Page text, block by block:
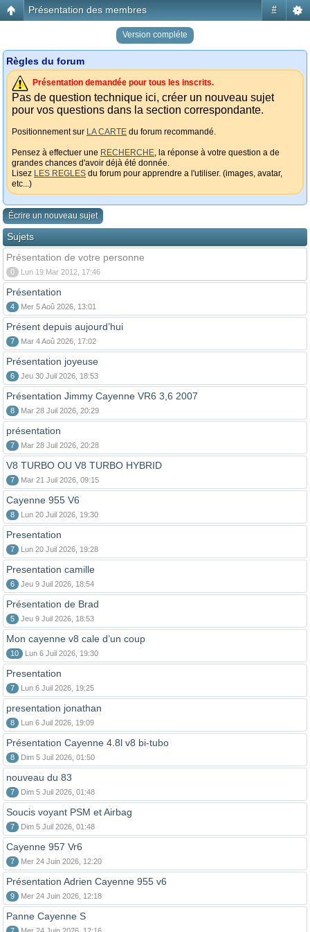
#
Présentation des membres
Version compléte
Règles du forum
Présentation demandée pour tous les inscrits.
Pas de question technique ici, créer un nouveau sujet
pour vos questions dans la section correspondante.
Positionnement sur LA CARTE du forum recommandé.
Pensez à effectuer une RECHERCHE, la réponse à votre question a de
grandes chances d'avoir déjà été donnée.
Lisez LES REGLES du forum pour apprendre a l'utiliser. (images, avatar,
etc...)
Écrire un nouveau sujet
Sujets
Présentation de votre personne
0 Lun 19 Mar 2012, 17:46
Présentation
4 Mer 5 Aoû 2026, 13:01
Présent depuis aujourd’hui
7 Mar 4 Aoû 2026, 17:02
Présentation joyeuse
6 Jeu 30 Juil 2026, 18:53
Présentation Jimmy Cayenne VR6 3,6 2007
8 Mar 28 Juil 2026, 20:29
présentation
7 Mar 28 Juil 2026, 20:28
V8 TURBO OU V8 TURBO HYBRID
7 Mar 21 Juil 2026, 09:15
Cayenne 955 V6
8 Lun 20 Juil 2026, 19:30
Presentation
7 Lun 20 Juil 2026, 19:28
Presentation camille
6 Jeu 9 Juil 2026, 18:54
Présentation de Brad
5 Jeu 9 Juil 2026, 18:53
Mon cayenne v8 cale d’un coup
10 Lun 6 Juil 2026, 19:30
Presentation
7 Lun 6 Juil 2026, 19:25
presentation jonathan
8 Lun 6 Juil 2026, 19:09
Présentation Cayenne 4.8l v8 bi-tubo
8 Dim 5 Juil 2026, 01:50
nouveau du 83
7 Dim 5 Juil 2026, 01:48
Soucis voyant PSM et Airbag
7 Dim 5 Juil 2026, 01:48
Cayenne 957 Vr6
7 Mer 24 Juin 2026, 12:20
Présentation Adrien Cayenne 955 v6
9 Mer 24 Juin 2026, 12:18
Panne Cayenne S